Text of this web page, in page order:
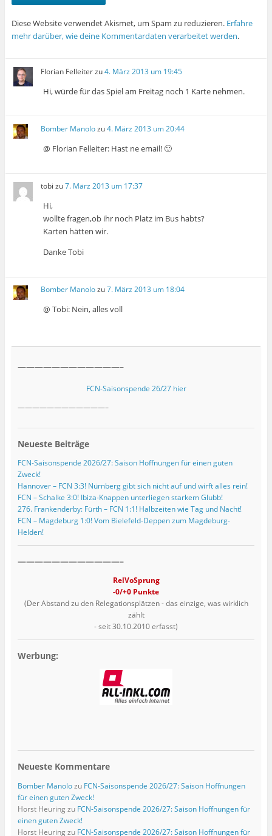
Diese Website verwendet Akismet, um Spam zu reduzieren. Erfahre
mehr darüber, wie deine Kommentardaten verarbeitet werden.
Florian Felleiterzu4. März 2013 um 19:45
Hi, würde für das Spiel am Freitag noch 1 Karte nehmen.
Bomber Manolozu4. März 2013 um 20:44
@ Florian Felleiter: Hast ne email! 🙂
tobi zu7. März 2013 um 17:37
Hi,
wollte fragen,ob ihr noch Platz im Bus habts?
Karten hätten wir.
Danke Tobi
Bomber Manolozu7. März 2013 um 18:04
@ Tobi: Nein, alles voll
————————————–
FCN-Saisonspende 26/27 hier
————————————–
Neueste Beiträge
FCN-Saisonspende 2026/27: Saison Hoffnungen für einen guten
Zweck!
Hannover – FCN 3:3! Nürnberg gibt sich nicht auf und wirft alles rein!
FCN – Schalke 3:0! Ibiza-Knappen unterliegen starkem Glubb!
276. Frankenderby: Fürth – FCN 1:1! Halbzeiten wie Tag und Nacht!
FCN – Magdeburg 1:0! Vom Bielefeld-Deppen zum Magdeburg-
Helden!
————————————–
RelVoSprung
-0/+0 Punkte
(Der Abstand zu den Relegationsplätzen - das einzige, was wirklich
zählt
- seit 30.10.2010 erfasst)
Werbung:
Neueste Kommentare
Bomber Manolozu FCN-Saisonspende 2026/27: Saison Hoffnungen
für einen guten Zweck!
Horst Heuring zu FCN-Saisonspende 2026/27: Saison Hoffnungen für
einen guten Zweck!
Horst Heuring zu FCN-Saisonspende 2026/27: Saison Hoffnungen für